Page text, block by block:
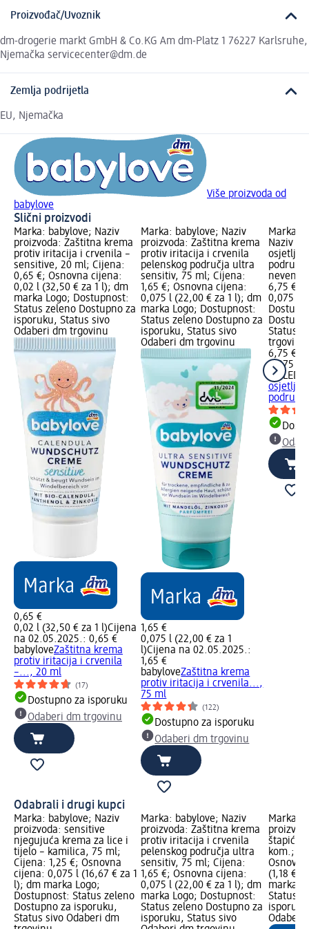
Proizvođač/Uvoznik
dm-drogerie markt GmbH & Co.KG Am dm-Platz 1 76227 Karlsruhe,
Njemačka servicecenter@dm.de
Zemlja podrijetla
EU, Njemačka
Više proizvoda od
babylove
Slični proizvodi
Marka: babylove; Naziv
proizvoda: Zaštitna krema
protiv iritacija i crvenila –
sensitive, 20 ml; Cijena:
0,65 €; Osnovna cijena:
0,02 l (32,50 € za 1 l); dm
marka Logo; Dostupnost:
Status zeleno Dostupno za
isporuku, Status sivo
Odaberi dm trgovinu
0,65 €
0,02 l (32,50 € za 1 l)Cijena
na 02.05.2025.: 0,65 €
babyloveZaštitna krema
protiv iritacija i crvenila
–..., 20 ml
(17)
Dostupno za isporuku
Odaberi dm trgovinu
Marka: babylove; Naziv
proizvoda: Zaštitna krema
protiv iritacija i crvenila
pelenskog područja ultra
sensitiv, 75 ml; Cijena:
1,65 €; Osnovna cijena:
0,075 l (22,00 € za 1 l); dm
marka Logo; Dostupnost:
Status zeleno Dostupno za
isporuku, Status sivo
Odaberi dm trgovinu
1,65 €
0,075 l (22,00 € za 1
l)Cijena na 02.05.2025.:
1,65 €
babyloveZaštitna krema
protiv iritacija i crvenila...,
75 ml
(122)
Dostupno za isporuku
Odaberi dm trgovinu
Marka:
Naziv
6,75 €;
0,075 l
Status
trgovinu
6,75 €
0,075 l
Odabrali i drugi kupci
Marka: babylove; Naziv
proizvoda: sensitive
njegujuća krema za lice i
tijelo – kamilica, 75 ml;
Cijena: 1,25 €; Osnovna
cijena: 0,075 l (16,67 € za 1
l); dm marka Logo;
Dostupnost: Status zeleno
Dostupno za isporuku,
Status sivo Odaberi dm
Marka: babylove; Naziv
proizvoda: Zaštitna krema
protiv iritacija i crvenila
pelenskog područja ultra
sensitiv, 75 ml; Cijena:
1,65 €; Osnovna cijena:
0,075 l (22,00 € za 1 l); dm
marka Logo; Dostupnost:
Status zeleno Dostupno za
isporuku, Status sivo
Marka:
štapići
kom.;
(1,18 €
marka
Status
Odaberi